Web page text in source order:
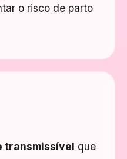
o risco de parto
transmissível que